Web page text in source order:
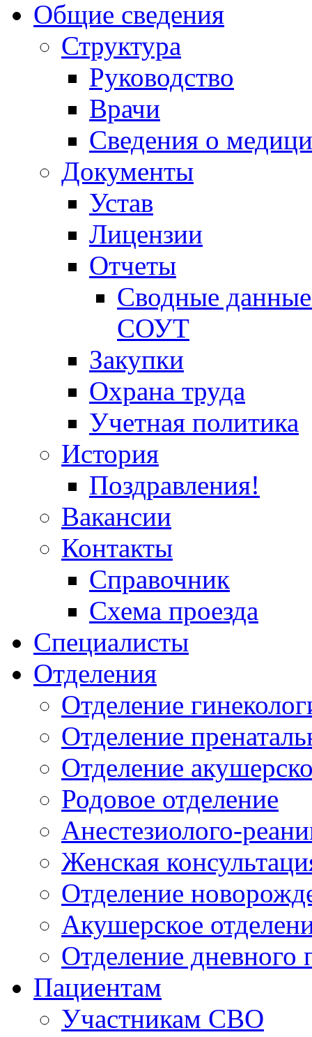
Общие сведения
Структура
Руководство
Врачи
Сведения о
Документы
Устав
Лицензии
Отчеты
Сводные данные
СОУТ
Закупки
Охрана труда
Учетная политика
История
Поздравления!
Вакансии
Контакты
Справочник
Схема проезда
Специалисты
Отделения
Отделение
Отделение
Отделение
Родовое отделение
Анестезиолого-
Женская
Отделение
Акушерское
Отделение дневного
Пациентам
Участникам СВО